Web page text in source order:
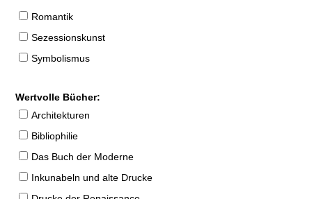
Romantik
Sezessionskunst
Symbolismus
Wertvolle Bücher:
Architekturen
Bibliophilie
Das Buch der Moderne
Inkunabeln und alte Drucke